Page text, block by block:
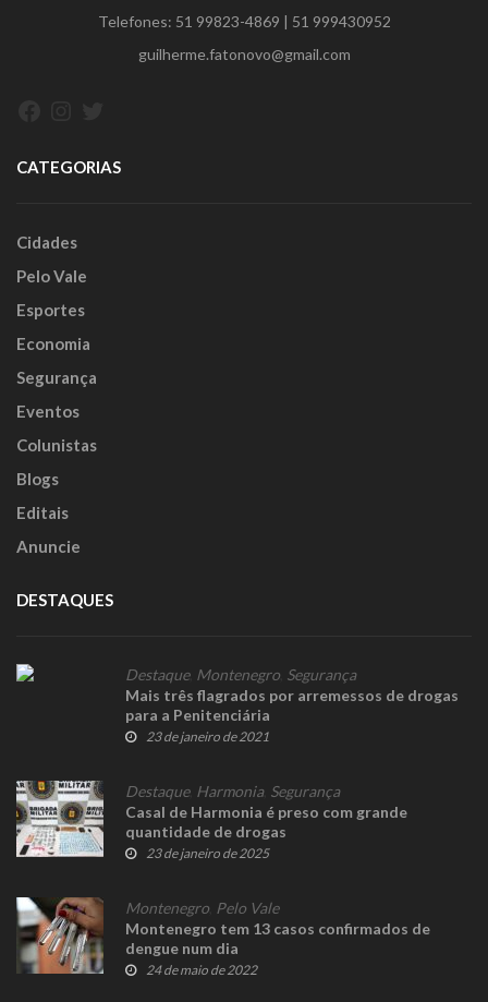
Telefones: 51 99823-4869 | 51 999430952
guilherme.fatonovo@gmail.com
CATEGORIAS
Cidades
Pelo Vale
Esportes
Economia
Segurança
Eventos
Colunistas
Blogs
Editais
Anuncie
DESTAQUES
Destaque, Montenegro Segurança
Mais três flagrados por arremessos de drogas
para a Penitenciária
23 de janeiro de 2021
Destaque, Harmonia, Segurança
Casal de Harmonia é preso com grande
quantidade de drogas
23 de janeiro de 2025
Montenegro Pelo Vale
Montenegro tem 13 casos confirmados de
dengue num dia
24 de maio de 2022